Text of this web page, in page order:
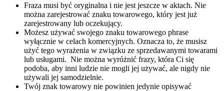
Fraza musi być oryginalna i nie jest jeszcze w aktach. Nie
można zarejestrować znaku towarowego, który jest już
zarejestrowany lub oczekujący.
Możesz używać swojego znaku towarowego phrase
wyłącznie w celach komercyjnych. Oznacza to, że musisz
użyć tego wyrażenia w związku ze sprzedawanymi towarami
lub usługami. Nie można wyróżnić frazy, która Ci się
podoba, aby inni ludzie nie mogli jej używać, ale nigdy nie
używali jej samodzielnie.
Twój znak towarowy nie powinien jedynie opisywać